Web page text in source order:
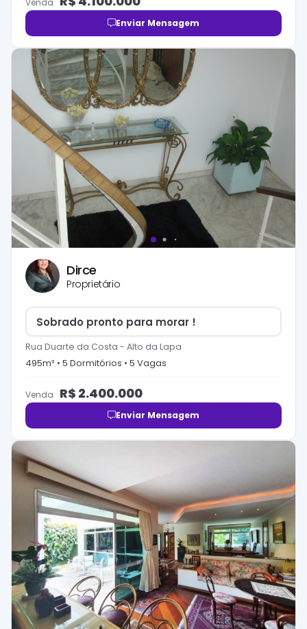
Enviar Mensagem
Dirce
Proprietário
Sobrado pronto para morar !
Rua Duarte da Costa - Alto da Lapa
495m² • 5 Dormitórios • 5 Vagas
Venda R$ 2.400.000
Enviar Mensagem